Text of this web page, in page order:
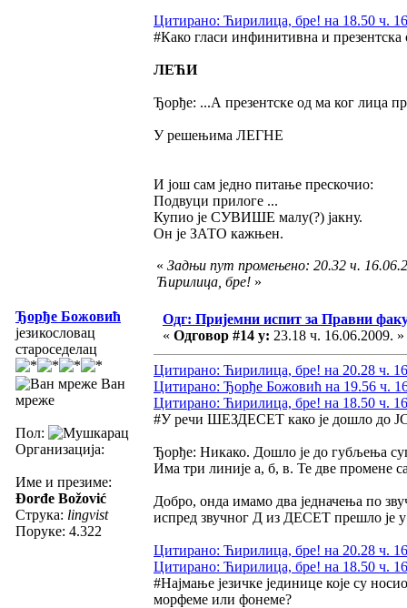
Цитирано: Ћирилица, бре! на 18.50 ч.
#Како гласи инфинитивна и презентска
ЛЕЋИ
Ђорђе: ...А презентске од ма ког лица
У решењима ЛЕГНЕ
И још сам једно питање прескочио:
Подвуци прилоге ...
Купио је СУВИШЕ малу(?) јакну.
Он је ЗАТО кажњен.
« Задњи пут промењено: 20.32 ч.
Ћирилица, бре! »
Ђорђе Божовић
језикословац
староседелац
Ван
мреже
Пол:
Организација:
Име и презиме:
Đorđe Božović
Струка: lingvist
Поруке: 4.322
Одг: Пријемни испит за Правни
« Одговор #14 у: 23.18 ч. 16.06.2009. »
Цитирано: Ћирилица, бре! на 20.28 ч.
Цитирано: Ђорђе Божовић на 19.56 ч.
Цитирано: Ћирилица, бре! на 18.50 ч.
#У речи ШЕЗДЕСЕТ како је дошло до
Ђорђе: Никако. Дошло је до губљења
Има три линије а, б, в. Те две промене
Добро, онда имамо два једначења по
испред звучног Д из ДЕСЕТ прешло је
Цитирано: Ћирилица, бре! на 20.28 ч.
Цитирано: Ћирилица, бре! на 18.50 ч.
#Најмање језичке јединице које су
морфеме или фонеме?